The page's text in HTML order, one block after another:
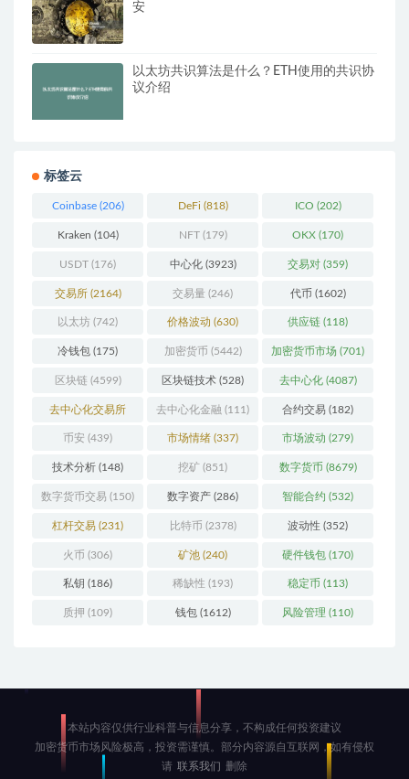
安
以太坊共识算法是什么？ETH使用的共识协
议介绍
标签云
Coinbase(206) DeFi (818) ICO (202)
Kraken (104) NFT(179) OKX (170)
USDT (176) 中心化(3923) 交易对 (359)
交易所(2164) 交易量 (246) 代币 (1602)
以太坊 (742) 价格波动 (630) 供应链 (118)
冷钱包 (175) 加密货币 (5442) 加密货币市场 (701)
区块链(4599) 区块链技术 (528) 去中心化(4087)
去中心化交易所
(196)
去中心化金融 (111) 合约交易 (182)
币安 (439) 市场情绪 (337) 市场波动 (279)
技术分析 (148) 挖矿 (851) 数字货币 (8679)
数字货币交易 (150) 数字资产 (286) 智能合约 (532)
杠杆交易 (231) 比特币 (2378) 波动性 (352)
火币 (306) 矿池 (240) 硬件钱包 (170)
私钥 (186) 稀缺性 (193) 稳定币 (113)
质押 (109) 钱包(1612) 风险管理 (110)
本站内容仅供行业科普与信息分享，不构成任何投资建议
加密货币市场风险极高，投资需谨慎。部分内容源自互联网，如有侵权
请 联系我们 删除